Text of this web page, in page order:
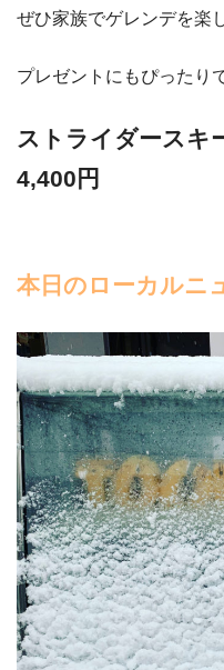
ぜひ家族でゲレンデを楽
プレゼントにもぴったり
ストライダースキ
4,400円
本日のローカルニ